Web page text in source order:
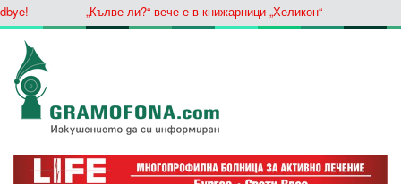
„Кълве ли?“ вече е в книжарници „Хеликон“